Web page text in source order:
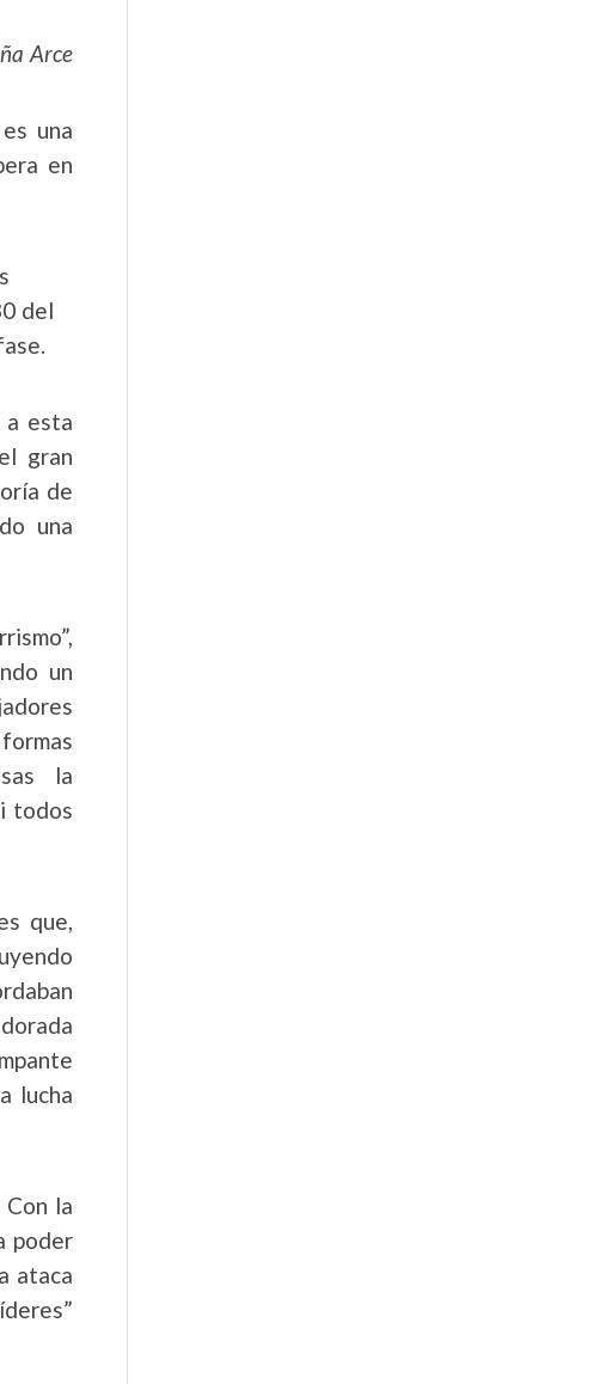
Arce
una
en
del
a esta
gran
de
una
un
la
todos
que,
lucha
la
poder
ataca